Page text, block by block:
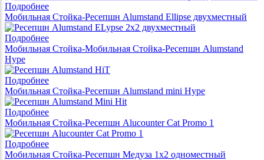
Подробнее
Мобильная Стойка-Ресепшн Alumstand Ellipse двухместный
Подробнее
Мобильная Стойка-Мобильная Стойка-Ресепшн Alumstand
Hype
Подробнее
Мобильная Стойка-Ресепшн Alumstand mini Hype
Подробнее
Мобильная Стойка-Ресепшн Alucounter Cat Promo 1
Подробнее
Мобильная Стойка-Ресепшн Медуза 1х2 одноместный